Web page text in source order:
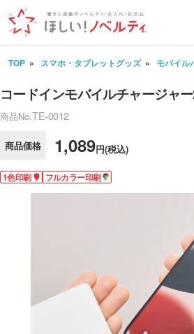
TOP スマホ・タブレットグッズ モバイル
コードインモバイルチャージャ
商品No.TE-0012
商品価格 1,089円(税込)
1色印刷 フルカラー印刷